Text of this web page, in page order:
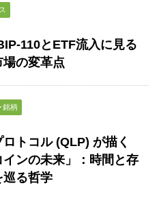
110とETF流入に見る
の変革点
銘柄
トコル (QLP) が描く
インの未来」：時間と存
巡る哲学